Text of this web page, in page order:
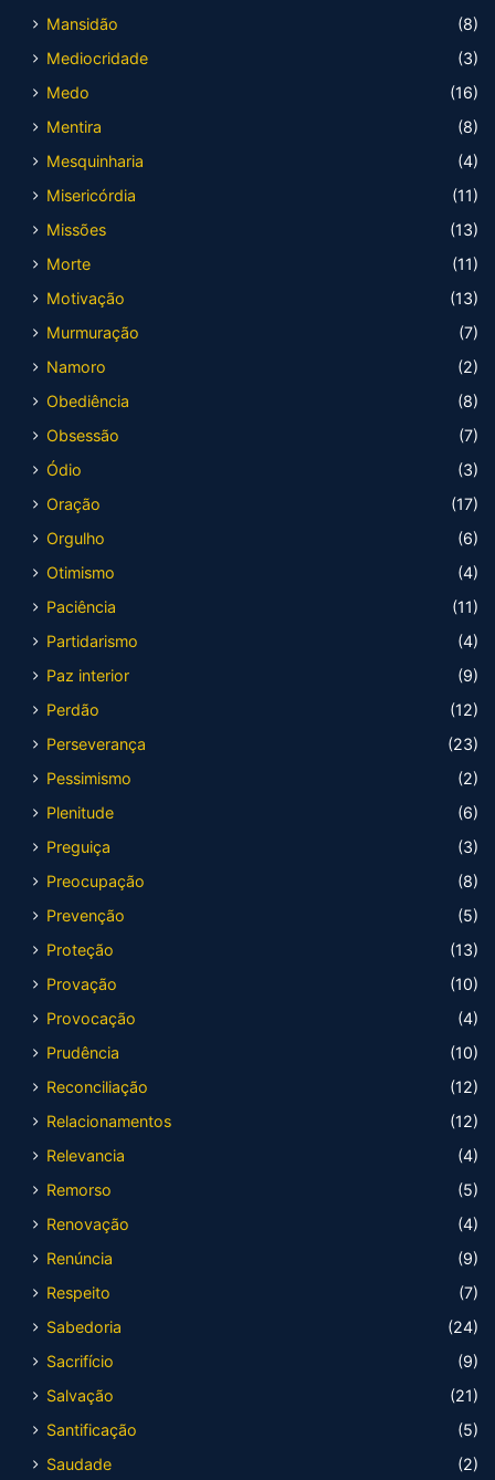
Mansidão
(8)
Mediocridade
(3)
Medo
(16)
Mentira
(8)
Mesquinharia
(4)
Misericórdia
(11)
Missões
(13)
Morte
(11)
Motivação
(13)
Murmuração
(7)
Namoro
(2)
Obediência
(8)
Obsessão
(7)
Ódio
(3)
Oração
(17)
Orgulho
(6)
Otimismo
(4)
Paciência
(11)
Partidarismo
(4)
Paz interior
(9)
Perdão
(12)
Perseverança
(23)
Pessimismo
(2)
Plenitude
(6)
Preguiça
(3)
Preocupação
(8)
Prevenção
(5)
Proteção
(13)
Provação
(10)
Provocação
(4)
Prudência
(10)
Reconciliação
(12)
Relacionamentos
(12)
Relevancia
(4)
Remorso
(5)
Renovação
(4)
Renúncia
(9)
Respeito
(7)
Sabedoria
(24)
Sacrifício
(9)
Salvação
(21)
Santificação
(5)
Saudade
(2)